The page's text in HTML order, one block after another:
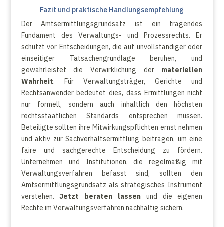
Fazit und praktische Handlungsempfehlung
Der Amtsermittlungsgrundsatz ist ein tragendes
Fundament des Verwaltungs- und Prozessrechts. Er
schützt vor Entscheidungen, die auf unvollständiger oder
einseitiger Tatsachengrundlage beruhen, und
gewährleistet die Verwirklichung der materiellen
Wahrheit. Für Verwaltungsträger, Gerichte und
Rechtsanwender bedeutet dies, dass Ermittlungen nicht
nur formell, sondern auch inhaltlich den höchsten
rechtsstaatlichen Standards entsprechen müssen.
Beteiligte sollten ihre Mitwirkungspflichten ernst nehmen
und aktiv zur Sachverhaltsermittlung beitragen, um eine
faire und sachgerechte Entscheidung zu fördern.
Unternehmen und Institutionen, die regelmäßig mit
Verwaltungsverfahren befasst sind, sollten den
Amtsermittlungsgrundsatz als strategisches Instrument
verstehen.Jetzt beraten lassen und die eigenen
Rechte im Verwaltungsverfahren nachhaltig sichern.